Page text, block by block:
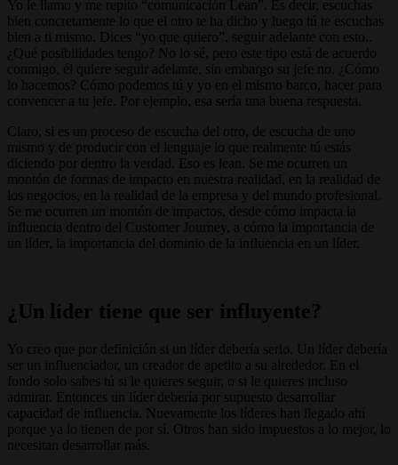
Yo le llamo y me repito “comunicación Lean”. Es decir, escuchas
bien concretamente lo que el otro te ha dicho y luego tú te escuchas
bien a ti mismo. Dices “yo que quiero”, seguir adelante con esto..
¿Qué posibilidades tengo? No lo sé, pero este tipo está de acuerdo
conmigo, él quiere seguir adelante, sin embargo su jefe no. ¿Cómo
lo hacemos? Cómo podemos tú y yo en el mismo barco, hacer para
convencer a tu jefe. Por ejemplo, esa sería una buena respuesta.
Claro, si es un proceso de escucha del otro, de escucha de uno
mismo y de producir con el lenguaje lo que realmente tú estás
diciendo por dentro la verdad. Eso es lean. Se me ocurren un
montón de formas de impacto en nuestra realidad, en la realidad de
los negocios, en la realidad de la empresa y del mundo profesional.
Se me ocurren un montón de impactos, desde cómo impacta la
influencia dentro del Customer Journey, a cómo la importancia de
un líder, la importancia del dominio de la influencia en un líder.
¿Un líder tiene que ser influyente?
Yo creo que por definición si un líder debería serlo. Un líder debería
ser un influenciador, un creador de apetito a su alrededor. En el
fondo solo sabes tú si le quieres seguir, o si le quieres incluso
admirar. Entonces un líder debería por supuesto desarrollar
capacidad de influencia. Nuevamente los líderes han llegado ahí
porque ya lo tienen de por sí. Otros han sido impuestos a lo mejor, lo
necesitan desarrollar más.